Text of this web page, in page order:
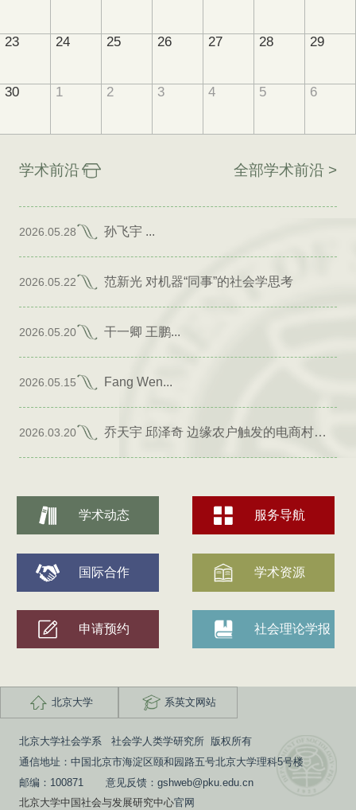
23 24 25 26 27 28 29
30 1 2 3 4 5 6
学术前沿 全部学术前沿 >
2026.05.28 孙飞宇 ...
2026.05.22 范新光 对机器“同事”的社会学思考
2026.05.20 干一卿 王鹏...
2026.05.15 Fang Wen...
2026.03.20 乔天宇 邱泽奇 边缘农户触发的电商村形成
学术动态 服务导航
国际合作 学术资源
申请预约 社会理论学报
北京大学 系英文网站
北京大学社会学系 社会学人类学研究所 版权所有
通信地址：中国北京市海淀区颐和园路五号北京大学理科5号楼
邮编：100871 意见反馈：gshweb@pku.edu.cn
北京大学中国社会与发展研究中心官网